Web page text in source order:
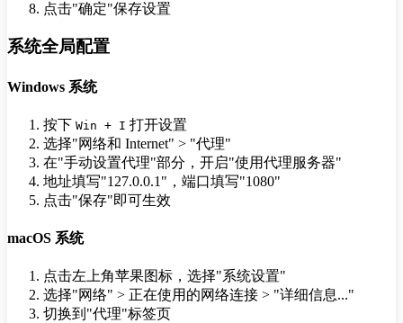
点击"确定"保存设置
系统全局配置
Windows 系统
按下 Win + I 打开设置
选择"网络和 Internet" > "代理"
在"手动设置代理"部分，开启"使用代理服务器"
地址填写"127.0.0.1"，端口填写"1080"
点击"保存"即可生效
macOS 系统
点击左上角苹果图标，选择"系统设置"
选择"网络" > 正在使用的网络连接 > "详细信息..."
切换到"代理"标签页